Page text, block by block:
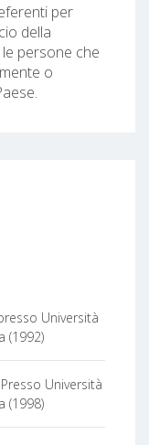
per
della
persone che
o
Università
(1992)
Università
(1998)